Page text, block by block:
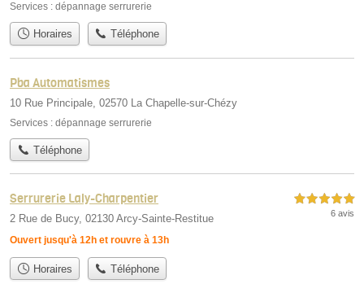
Services : dépannage serrurerie
Horaires Téléphone
Pba Automatismes
10 Rue Principale, 02570 La Chapelle-sur-Chézy
Services : dépannage serrurerie
Téléphone
Serrurerie Laly-Charpentier
2 Rue de Bucy, 02130 Arcy-Sainte-Restitue
Ouvert jusqu'à 12h et rouvre à 13h
5,0 étoiles sur 5
6 avis
Horaires Téléphone